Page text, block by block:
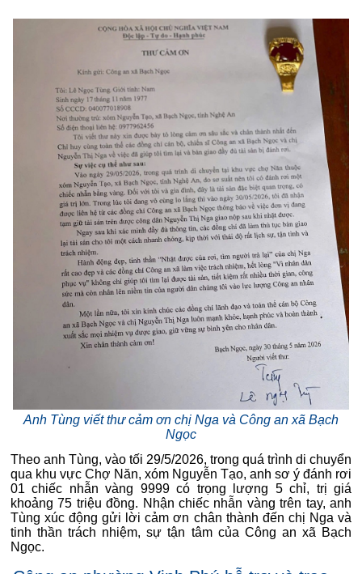
Anh Tùng viết thư cảm ơn chị Nga và Công an xã Bạch
Ngọc
Theo anh Tùng, vào tối 29/5/2026, trong quá trình di chuyển
qua khu vực Chợ Năn, xóm Nguyễn Tạo, anh sơ ý đánh rơi
01 chiếc nhẫn vàng 9999 có trọng lượng 5 chỉ, trị giá
khoảng 75 triệu đồng. Nhận chiếc nhẫn vàng trên tay, anh
Tùng xúc động gửi lời cảm ơn chân thành đến chị Nga và
tinh thần trách nhiệm, sự tận tâm của Công an xã Bạch
Ngọc.